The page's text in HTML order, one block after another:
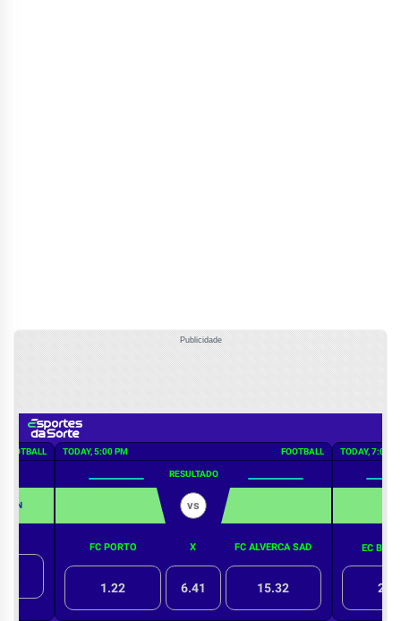
Publicidade